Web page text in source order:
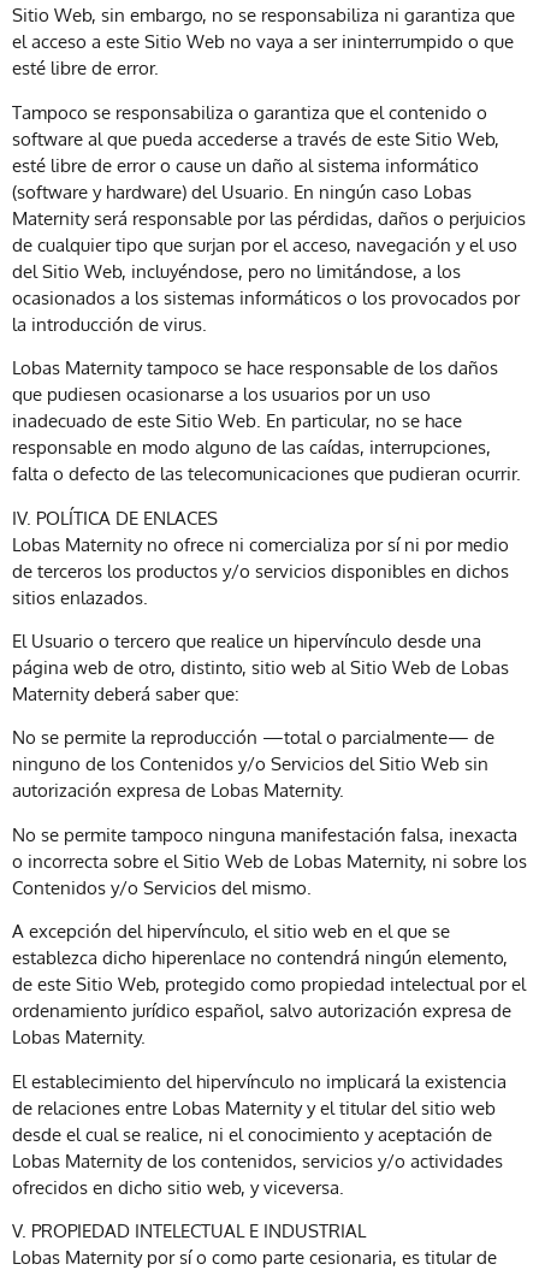
Sitio Web, sin embargo, no se responsabiliza ni garantiza que
el acceso a este Sitio Web no vaya a ser ininterrumpido o que
esté libre de error.
Tampoco se responsabiliza o garantiza que el contenido o
software al que pueda accederse a través de este Sitio Web,
esté libre de error o cause un daño al sistema informático
(software y hardware) del Usuario. En ningún caso Lobas
Maternity será responsable por las pérdidas, daños o perjuicios
de cualquier tipo que surjan por el acceso, navegación y el uso
del Sitio Web, incluyéndose, pero no limitándose, a los
ocasionados a los sistemas informáticos o los provocados por
la introducción de virus.
Lobas Maternity tampoco se hace responsable de los daños
que pudiesen ocasionarse a los usuarios por un uso
inadecuado de este Sitio Web. En particular, no se hace
responsable en modo alguno de las caídas, interrupciones,
falta o defecto de las telecomunicaciones que pudieran ocurrir.
IV. POLÍTICA DE ENLACES
Lobas Maternity no ofrece ni comercializa por sí ni por medio
de terceros los productos y/o servicios disponibles en dichos
sitios enlazados.
El Usuario o tercero que realice un hipervínculo desde una
página web de otro, distinto, sitio web al Sitio Web de Lobas
Maternity deberá saber que:
No se permite la reproducción —total o parcialmente— de
ninguno de los Contenidos y/o Servicios del Sitio Web sin
autorización expresa de Lobas Maternity.
No se permite tampoco ninguna manifestación falsa, inexacta
o incorrecta sobre el Sitio Web de Lobas Maternity, ni sobre los
Contenidos y/o Servicios del mismo.
A excepción del hipervínculo, el sitio web en el que se
establezca dicho hiperenlace no contendrá ningún elemento,
de este Sitio Web, protegido como propiedad intelectual por el
ordenamiento jurídico español, salvo autorización expresa de
Lobas Maternity.
El establecimiento del hipervínculo no implicará la existencia
de relaciones entre Lobas Maternity y el titular del sitio web
desde el cual se realice, ni el conocimiento y aceptación de
Lobas Maternity de los contenidos, servicios y/o actividades
ofrecidos en dicho sitio web, y viceversa.
V. PROPIEDAD INTELECTUAL E INDUSTRIAL
Lobas Maternity por sí o como parte cesionaria, es titular de